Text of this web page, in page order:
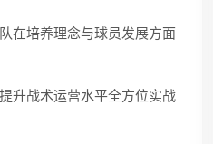
在培养理念与球员发展方面
升战术运营水平全方位实战